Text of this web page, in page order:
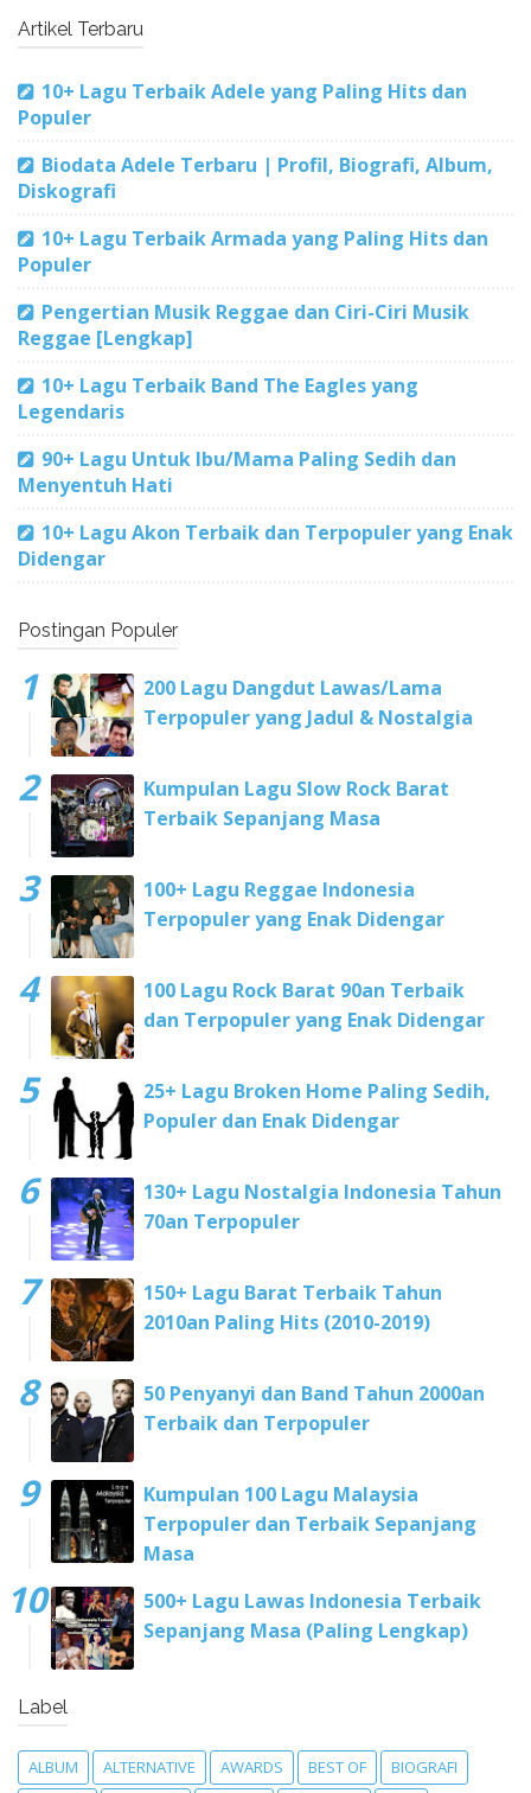
Artikel Terbaru
10+ Lagu Terbaik Adele yang Paling Hits dan
Populer
Biodata Adele Terbaru | Profil, Biografi, Album,
Diskografi
10+ Lagu Terbaik Armada yang Paling Hits dan
Populer
Pengertian Musik Reggae dan Ciri-Ciri Musik
Reggae [Lengkap]
10+ Lagu Terbaik Band The Eagles yang
Legendaris
90+ Lagu Untuk Ibu/Mama Paling Sedih dan
Menyentuh Hati
10+ Lagu Akon Terbaik dan Terpopuler yang Enak
Didengar
Postingan Populer
200 Lagu Dangdut Lawas/Lama
Terpopuler yang Jadul & Nostalgia
Kumpulan Lagu Slow Rock Barat
Terbaik Sepanjang Masa
100+ Lagu Reggae Indonesia
Terpopuler yang Enak Didengar
100 Lagu Rock Barat 90an Terbaik
dan Terpopuler yang Enak Didengar
25+ Lagu Broken Home Paling Sedih,
Populer dan Enak Didengar
130+ Lagu Nostalgia Indonesia Tahun
70an Terpopuler
150+ Lagu Barat Terbaik Tahun
2010an Paling Hits (2010-2019)
50 Penyanyi dan Band Tahun 2000an
Terbaik dan Terpopuler
Kumpulan 100 Lagu Malaysia
Terpopuler dan Terbaik Sepanjang
Masa
500+ Lagu Lawas Indonesia Terbaik
Sepanjang Masa (Paling Lengkap)
Label
ALBUM ALTERNATIVE AWARDS BEST OF BIOGRAFI